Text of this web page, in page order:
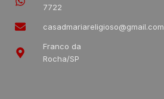
7722
casadmariareligioso@gmail.com
Franco da
Rocha/SP